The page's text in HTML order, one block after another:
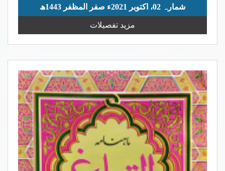
شمارہ 02، اکتوبر 2021ء صفر المظفر 1443ھ
مزید تفصیلات